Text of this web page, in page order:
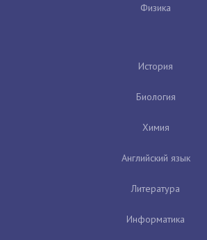
Физика
История
Биология
Химия
Английский язык
Литература
Информатика